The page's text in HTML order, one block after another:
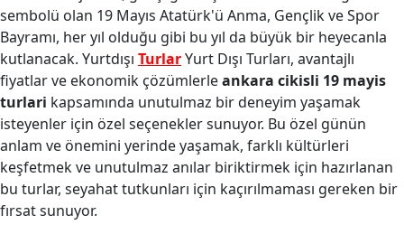
sembolü olan 19 Mayıs Atatürk'ü Anma, Gençlik ve Spor
Bayramı, her yıl olduğu gibi bu yıl da büyük bir heyecanla
kutlanacak. Yurtdışı TurlarYurt Dışı Turları, avantajlı
fiyatlar ve ekonomik çözümlerleankara cikisli 19 mayis
turlari kapsamında unutulmaz bir deneyim yaşamak
isteyenler için özel seçenekler sunuyor. Bu özel günün
anlam ve önemini yerinde yaşamak, farklı kültürleri
keşfetmek ve unutulmaz anılar biriktirmek için hazırlanan
bu turlar, seyahat tutkunları için kaçırılmaması gereken bir
fırsat sunuyor.